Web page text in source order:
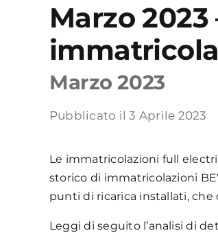
Marzo
Marzo 2023
Pubblicato il 3 Aprile 2023
Le immatricolazioni full
storico di immatricolazioni
punti di ricarica installati,
Leggi di seguito l’analisi di